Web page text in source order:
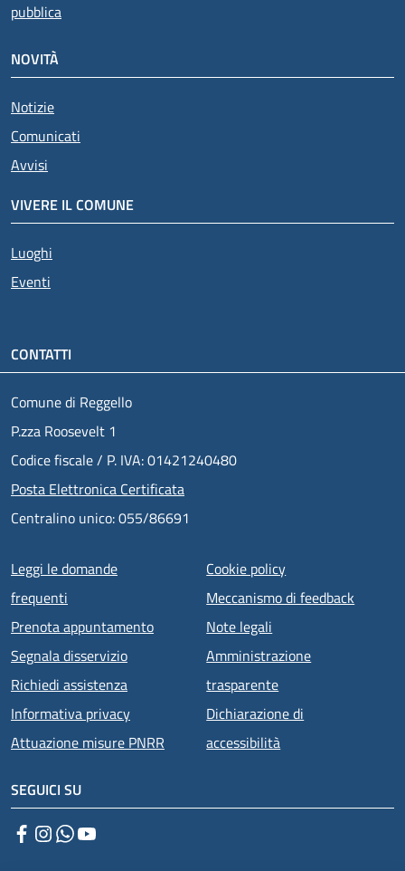
pubblica
NOVITÀ
Notizie
Comunicati
Avvisi
VIVERE IL COMUNE
Luoghi
Eventi
CONTATTI
Comune di Reggello
P.zza Roosevelt 1
Codice fiscale / P. IVA: 01421240480
Posta Elettronica Certificata
Centralino unico: 055/86691
Menu piè di pagina
Leggi le domande
frequenti
Prenota appuntamento
Segnala disservizio
Richiedi assistenza
Informativa privacy
Attuazione misure PNRR
Cookie policy
Meccanismo di feedback
Note legali
Amministrazione
trasparente
Dichiarazione di
accessibilità
SEGUICI SU
Facebook
Instagram
WhatsApp